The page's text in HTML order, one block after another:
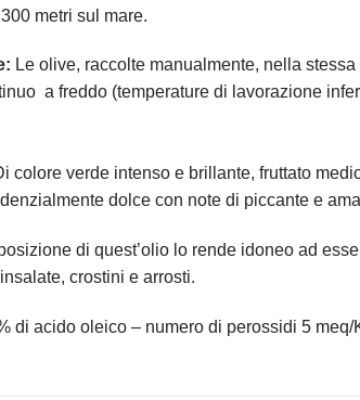
metri sul mare.
Le olive, raccolte manualmente, nella
a freddo (temperature di lavorazione
colore verde intenso e brillante, fruttato
dolce con note di piccante e
di quest’olio lo rende idoneo ad
crostini e arrosti.
di acido oleico – numero di perossidi 5 meq/